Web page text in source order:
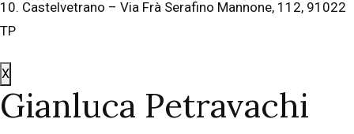
10. Castelvetrano – Via Frà Serafino Mannone, 112, 91022
TP
X
Gianluca Petravachi